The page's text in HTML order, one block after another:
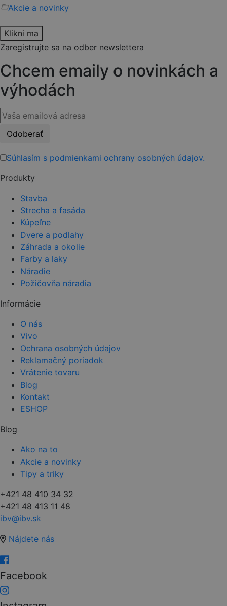
folder_openAkcie a novinky
Klikni ma
Zaregistrujte sa na odber newslettera
Chcem emaily o novinkách a
výhodách
Please
this
empty.
Súhlasím s podmienkami ochrany osobných údajov.
Produkty
Stavba
Strecha a fasáda
Kúpeľne
Dvere a podlahy
Záhrada a okolie
Farby a laky
Náradie
Požičovňa náradia
Informácie
O nás
Vivo
Ochrana osobných údajov
Reklamačný poriadok
Vrátenie tovaru
Blog
Kontakt
ESHOP
Blog
Ako na to
Akcie a novinky
Tipy a triky
+421 48 410 34 32
+421 48 413 11 48
ibv@ibv.sk
Nájdete nás
Facebook